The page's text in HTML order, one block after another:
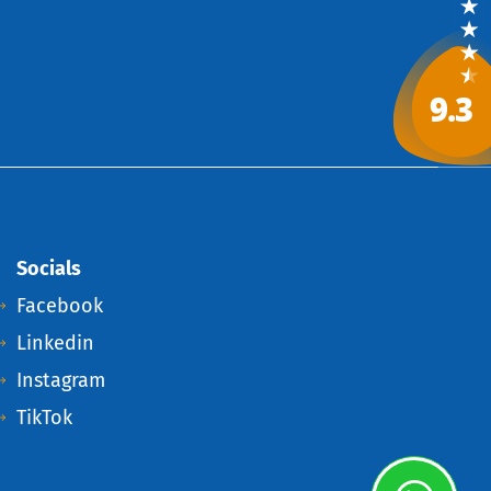
Socials
Facebook
Linkedin
Instagram
TikTok